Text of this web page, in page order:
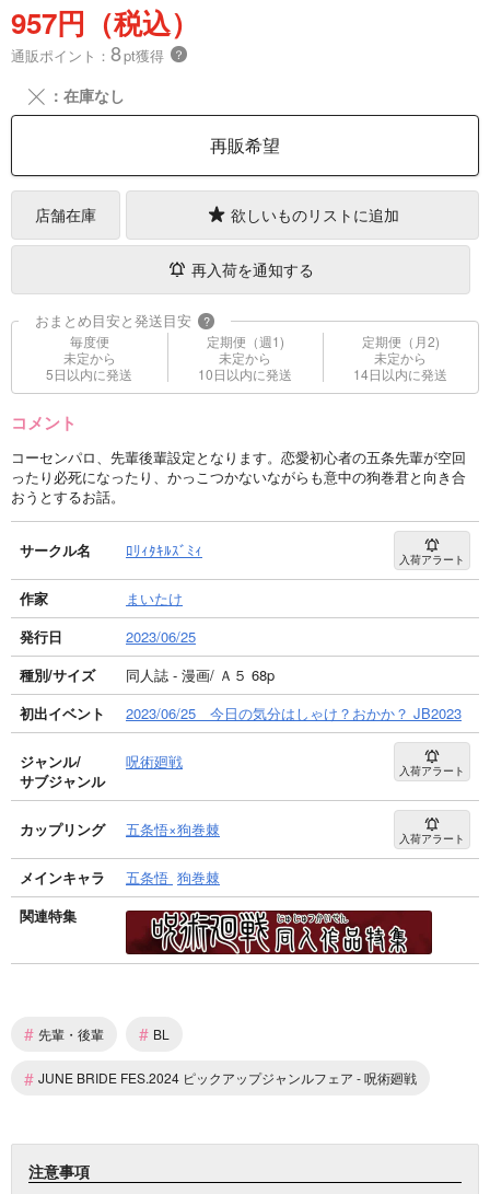
957円（税込）
通販ポイント： 8pt獲得 ？
╳ ：在庫なし
再販希望
店舗在庫 欲しいものリストに追加
再入荷を通知する
おまとめ目安と発送目安 ?
毎度便
未定から
5日以内に発送
定期便（週1)
未定から
10日以内に発送
定期便（月2)
未定から
14日以内に発送
コメント
コーセンパロ、先輩後輩設定となります。恋愛初心者の五条先輩が空回
ったり必死になったり、かっこつかないながらも意中の狗巻君と向き合
おうとするお話。
サークル名 ﾛﾘｨﾀｷﾙｽﾞﾐｨ 入荷アラート
作家
まいたけ
発行日
2023/06/25
種別/サイズ
同人誌 - 漫画/ Ａ５ 68p
初出イベント
2023/06/25 今日の気分はしゃけ？おかか？ JB2023
ジャンル/
サブジャンル
呪術廻戦 入荷アラート
カップリング 五条悟×狗巻棘 入荷アラート
メインキャラ 五条悟 狗巻棘
関連特集
# 先輩・後輩 # BL
# JUNE BRIDE FES.2024 ピックアップジャンルフェア - 呪術廻戦
注意事項